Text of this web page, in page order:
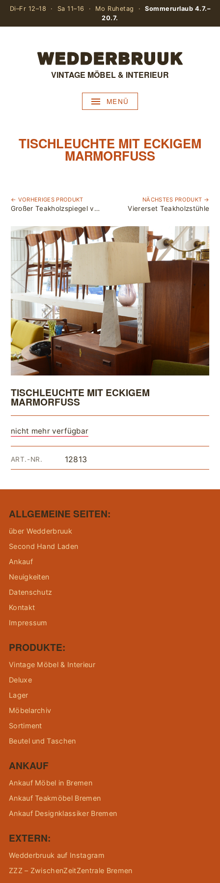
Di–Fr 12–18 · Sa 11–16 · Mo Ruhetag ·Sommerurlaub 4.7.–
20.7.
VINTAGE MÖBEL & INTERIEUR
MENÜ
TISCHLEUCHTE MIT ECKIGEM
MARMORFUSS
← VORHERIGES PRODUKT
Großer Teakholzspiegel von Kai Kristiansen für Aksel Kjersgaard
NÄCHSTES PRODUKT →
Viererset Teakholzstühle
TISCHLEUCHTE MIT ECKIGEM
MARMORFUSS
nicht mehr verfügbar
ART.-NR. 12813
ALLGEMEINE SEITEN:
über Wedderbruuk
Second Hand Laden
Ankauf
Neuigkeiten
Datenschutz
Kontakt
Impressum
PRODUKTE:
Vintage Möbel & Interieur
Deluxe
Lager
Möbelarchiv
Sortiment
Beutel und Taschen
ANKAUF
Ankauf Möbel in Bremen
Ankauf Teakmöbel Bremen
Ankauf Designklassiker Bremen
EXTERN:
Wedderbruuk auf Instagram
ZZZ – ZwischenZeitZentrale Bremen